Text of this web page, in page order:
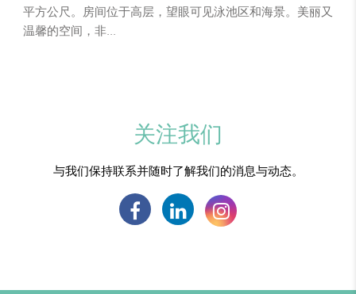
平方公尺。房间位于高层，望眼可见泳池区和海景。美丽又
温馨的空间，非...
关注我们
与我们保持联系并随时了解我们的消息与动态。